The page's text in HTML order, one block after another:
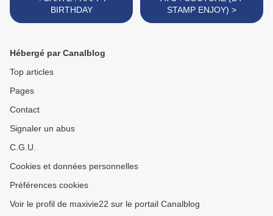
BIRTHDAY
STAMP ENJOY) >
Hébergé par Canalblog
Top articles
Pages
Contact
Signaler un abus
C.G.U.
Cookies et données personnelles
Préférences cookies
Voir le profil de maxivie22 sur le portail Canalblog